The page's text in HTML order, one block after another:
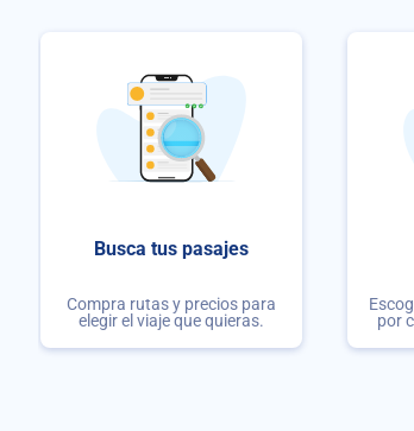
Busca tus pasajes
Compra rutas y precios para
elegir el viaje que quieras.
por